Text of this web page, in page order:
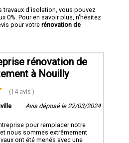
travaux d'isolation, vous pouvez
0%. Pour en savoir plus, n'hésitez
pour votre rénovation de
rénovation de
à Nouilly
(14 avis )
Avis déposé le 22/03/2024
pour remplacer notre
nous sommes extrêmement
ont été menés avec une